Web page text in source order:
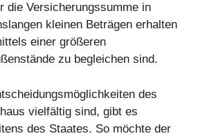
die Versicherungssumme in
kleinen Beträgen erhalten
einer größeren
zu begleichen sind.
des
vielfältig sind, gibt es
des Staates. So möchte der